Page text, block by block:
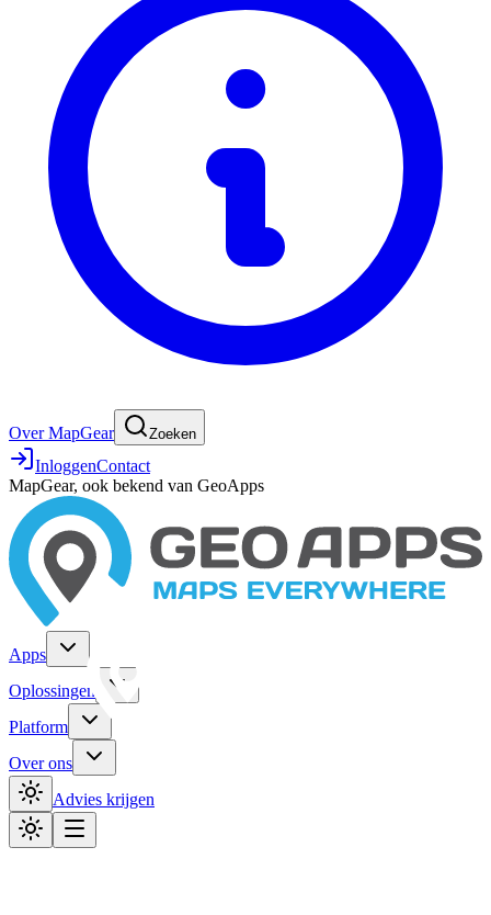
Over MapGear Zoeken
InloggenContact
MapGear, ook bekend van GeoApps
Apps
Oplossingen
Platform
Over ons
Advies krijgen